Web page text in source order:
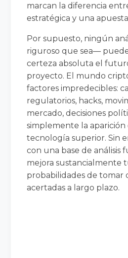
marcan la diferencia
estratégica y una
Por supuesto, ningún
riguroso que sea—
certeza absoluta el
proyecto. El mundo
factores impredecibles:
regulatorios, hacks,
mercado, decisiones
simplemente la aparición
tecnología superior. Sin
con una base de análisis
mejora sustancialmente
probabilidades de tomar
acertadas a largo plazo.